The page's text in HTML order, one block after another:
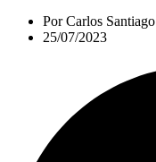
PorCarlos Santiago
25/07/2023